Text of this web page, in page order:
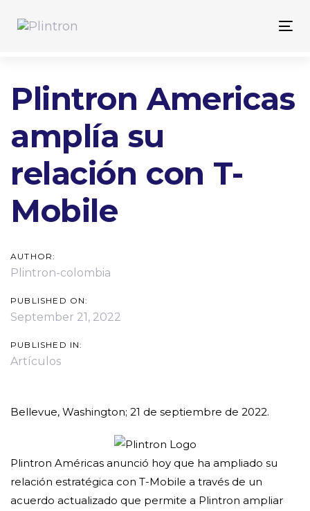
links
Plintron Americas
amplía su
relación con T-
Mobile
AUTHOR:
Plintron-colombia
PUBLISHED ON:
September 21, 2022
PUBLISHED IN:
Artículos
Bellevue, Washington; 21 de septiembre de 2022.
Plintron Américas anunció hoy que ha ampliado su
relación estratégica con T-Mobile a través de un
acuerdo actualizado que permite a Plintron ampliar
Post
navigation